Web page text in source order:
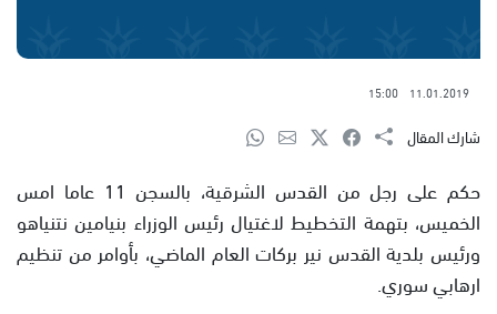
11.01.2019
15:00
شارك المقال
حكم على رجل من القدس الشرقية، بالسجن 11 عاما امس
الخميس، بتهمة التخطيط لاغتيال رئيس الوزراء بنيامين نتنياهو
ورئيس بلدية القدس نير بركات العام الماضي، بأوامر من تنظيم
ارهابي سوري.